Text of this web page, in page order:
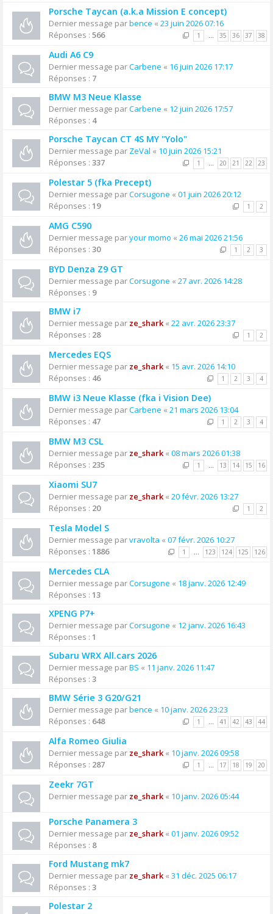
Porsche Taycan (a.k.a Mission E concept)
Dernier message parbence « 23 juin 2026 07:16
Réponses : 566 1 … 35 36 37 38
Audi A6 C9
Dernier message parCarbene « 16 juin 2026 17:17
Réponses : 7
BMW M3 Neue Klasse
Dernier message parCarbene « 12 juin 2026 17:57
Réponses : 4
Porsche Taycan CT 4S MY "Yolo"
Dernier message par ZeVal « 10 juin 2026 15:21
Réponses : 337 1 … 20 21 22 23
Polestar 5 (fka Precept)
Dernier message parCorsugone « 01 juin 2026 20:12
Réponses : 19 1 2
AMG C590
Dernier message paryour momo « 26 mai 2026 21:56
Réponses : 30 1 2 3
BYD Denza Z9 GT
Dernier message parCorsugone « 27 avr. 2026 14:28
Réponses : 9
BMW i7
Dernier message par ze_shark« 22 avr. 2026 23:37
Réponses : 28 1 2
Mercedes EQS
Dernier message par ze_shark« 15 avr. 2026 14:10
Réponses : 46 1 2 3 4
BMW i3 Neue Klasse (fka i Vision Dee)
Dernier message parCarbene « 21 mars 2026 13:04
Réponses : 47 1 2 3 4
BMW M3 CSL
Dernier message par ze_shark« 08 mars 2026 01:38
Réponses : 235 1 … 13 14 15 16
Xiaomi SU7
Dernier message par ze_shark« 20 févr. 2026 13:27
Réponses : 20 1 2
Tesla Model S
Dernier message parvravolta « 07 févr. 2026 10:27
Réponses : 1886 1 … 123 124 125 126
Mercedes CLA
Dernier message parCorsugone « 18 janv. 2026 12:49
Réponses : 13
XPENG P7+
Dernier message parCorsugone « 12 janv. 2026 16:43
Réponses : 1
Subaru WRX All.cars 2026
Dernier message parBS « 11 janv. 2026 11:47
Réponses : 3
BMW Série 3 G20/G21
Dernier message parbence « 10 janv. 2026 23:23
Réponses : 648 1 … 41 42 43 44
Alfa Romeo Giulia
Dernier message par ze_shark« 10 janv. 2026 09:58
Réponses : 287 1 … 17 18 19 20
Zeekr 7GT
Dernier message par ze_shark« 10 janv. 2026 05:44
Porsche Panamera 3
Dernier message par ze_shark« 01 janv. 2026 09:52
Réponses : 8
Ford Mustang mk7
Dernier message par ze_shark« 31 déc. 2025 06:17
Réponses : 3
Polestar 2